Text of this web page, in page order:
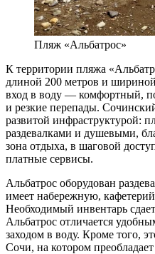
Пляж «Альбатрос»
К территории пляжа
длиной 200 метров и
вход в воду — комфортный,
и резкие перепады.
развитой инфраструктурой:
раздевалками и душевыми,
зона отдыха, в шаговой
платные сервисы.
Альбатрос оборудован
имеет набережную,
Необходимый инвентарь
Альбатрос отличается
заходом в воду. Кроме того,
Сочи, на котором